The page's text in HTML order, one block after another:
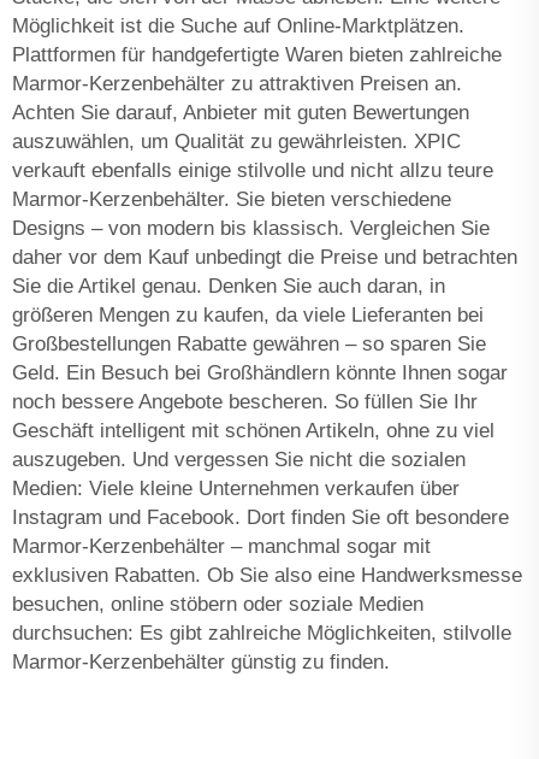
Möglichkeit ist die Suche auf Online-Marktplätzen.
Plattformen für handgefertigte Waren bieten zahlreiche
Marmor-Kerzenbehälter zu attraktiven Preisen an.
Achten Sie darauf, Anbieter mit guten Bewertungen
auszuwählen, um Qualität zu gewährleisten. XPIC
verkauft ebenfalls einige stilvolle und nicht allzu teure
Marmor-Kerzenbehälter. Sie bieten verschiedene
Designs – von modern bis klassisch. Vergleichen Sie
daher vor dem Kauf unbedingt die Preise und betrachten
Sie die Artikel genau. Denken Sie auch daran, in
größeren Mengen zu kaufen, da viele Lieferanten bei
Großbestellungen Rabatte gewähren – so sparen Sie
Geld. Ein Besuch bei Großhändlern könnte Ihnen sogar
noch bessere Angebote bescheren. So füllen Sie Ihr
Geschäft intelligent mit schönen Artikeln, ohne zu viel
auszugeben. Und vergessen Sie nicht die sozialen
Medien: Viele kleine Unternehmen verkaufen über
Instagram und Facebook. Dort finden Sie oft besondere
Marmor-Kerzenbehälter – manchmal sogar mit
exklusiven Rabatten. Ob Sie also eine Handwerksmesse
besuchen, online stöbern oder soziale Medien
durchsuchen: Es gibt zahlreiche Möglichkeiten, stilvolle
Marmor-Kerzenbehälter günstig zu finden.